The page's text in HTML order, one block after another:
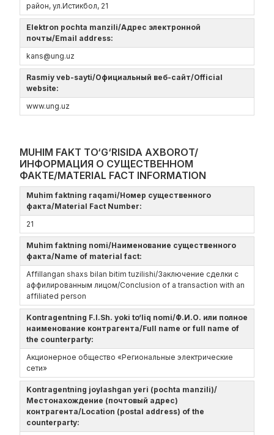
район, ул.Истикбол, 21
Elektron pochta manzili/Адрес электронной
почты/Email address:
kans@ung.uz
Rasmiy veb-sayti/Официальный веб-сайт/Official
website:
www.ung.uz
MUHIM FAKT TO‘G‘RISIDA AXBOROT/
ИНФОРМАЦИЯ О СУЩЕСТВЕННОМ
ФАКТЕ/MATERIAL FACT INFORMATION
Muhim faktning raqami/Номер существенного
факта/Material Fact Number:
21
Muhim faktning nomi/Наименование существенного
факта/Name of material fact:
Affillangan shaxs bilan bitim tuzilishi/Заключение сделки с
аффилированным лицом/Conclusion of a transaction with an
affiliated person
Kontragentning F.I.Sh. yoki to‘liq nomi/Ф.И.О. или полное
наименование контрагента/Full name or full name of
the counterparty:
Акционерное общество «Региональные электрические
сети»
Kontragentning joylashgan yeri (pochta manzili)/
Местонахождение (почтовый адрес)
контрагента/Location (postal address) of the
counterparty: